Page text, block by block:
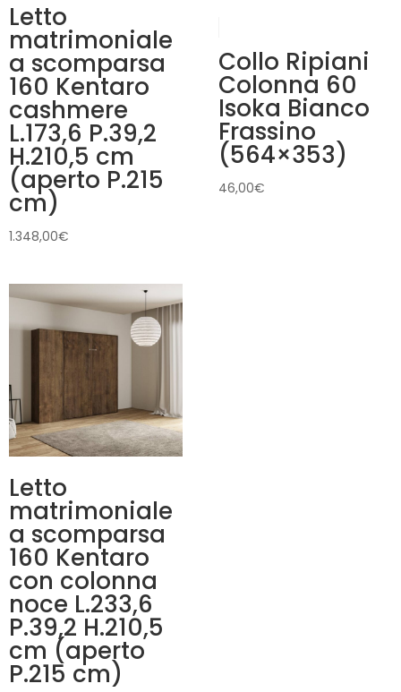
Letto
matrimoniale
a scomparsa
160 Kentaro
cashmere
L.173,6 P.39,2
H.210,5 cm
(aperto P.215
cm)
1.348,00€
Collo Ripiani
Colonna 60
Isoka Bianco
Frassino
(564×353)
46,00€
Letto
matrimoniale
a scomparsa
160 Kentaro
con colonna
noce L.233,6
P.39,2 H.210,5
cm (aperto
P.215 cm)